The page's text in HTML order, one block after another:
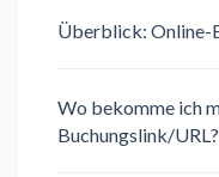
Überblick: Online-
Wo bekomme ich
Buchungslink/URL?